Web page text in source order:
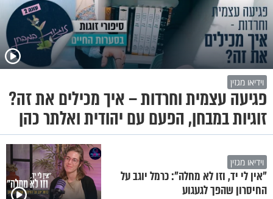
וידיאו מגזין
פגיעה עצמית וחרדות – איך מכילים את זה?
זוגיות במבחן, הפעם עם יהודית ואלתר כהן
וידיאו מגזין
"אין לי יד, וזו לא מחלה": כרמל יוגב על
החיסרון שהפך לגעגוע